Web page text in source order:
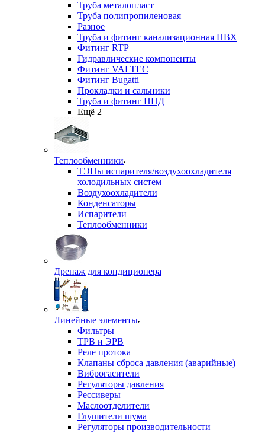
Труба металопласт
Труба полипропиленовая
Разное
Труба и фитинг канализационная ПВХ
Фитинг RTP
Гидравлические компоненты
Фитинг VALTEC
Фитинг Bugatti
Прокладки и сальники
Труба и фитинг ПНД
Ещё 2
Теплообменники
ТЭНы испарителя/воздухоохладителя
холодильных систем
Воздухоохладители
Конденсаторы
Испарители
Теплообменники
Дренаж для кондиционера
Линейные элементы
Фильтры
ТРВ и ЭРВ
Реле протока
Клапаны сброса давления (аварийные)
Виброгасители
Регуляторы давления
Рессиверы
Маслоотделители
Глушители шума
Регуляторы производительности